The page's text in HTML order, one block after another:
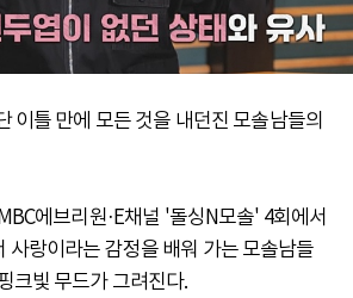
이틀 만에 모든 것을 내던진 모솔남들의
에브리원·E채널 '돌싱N모솔' 4회에서
사랑이라는 감정을 배워 가는 모솔남들
크빛 무드가 그려진다.